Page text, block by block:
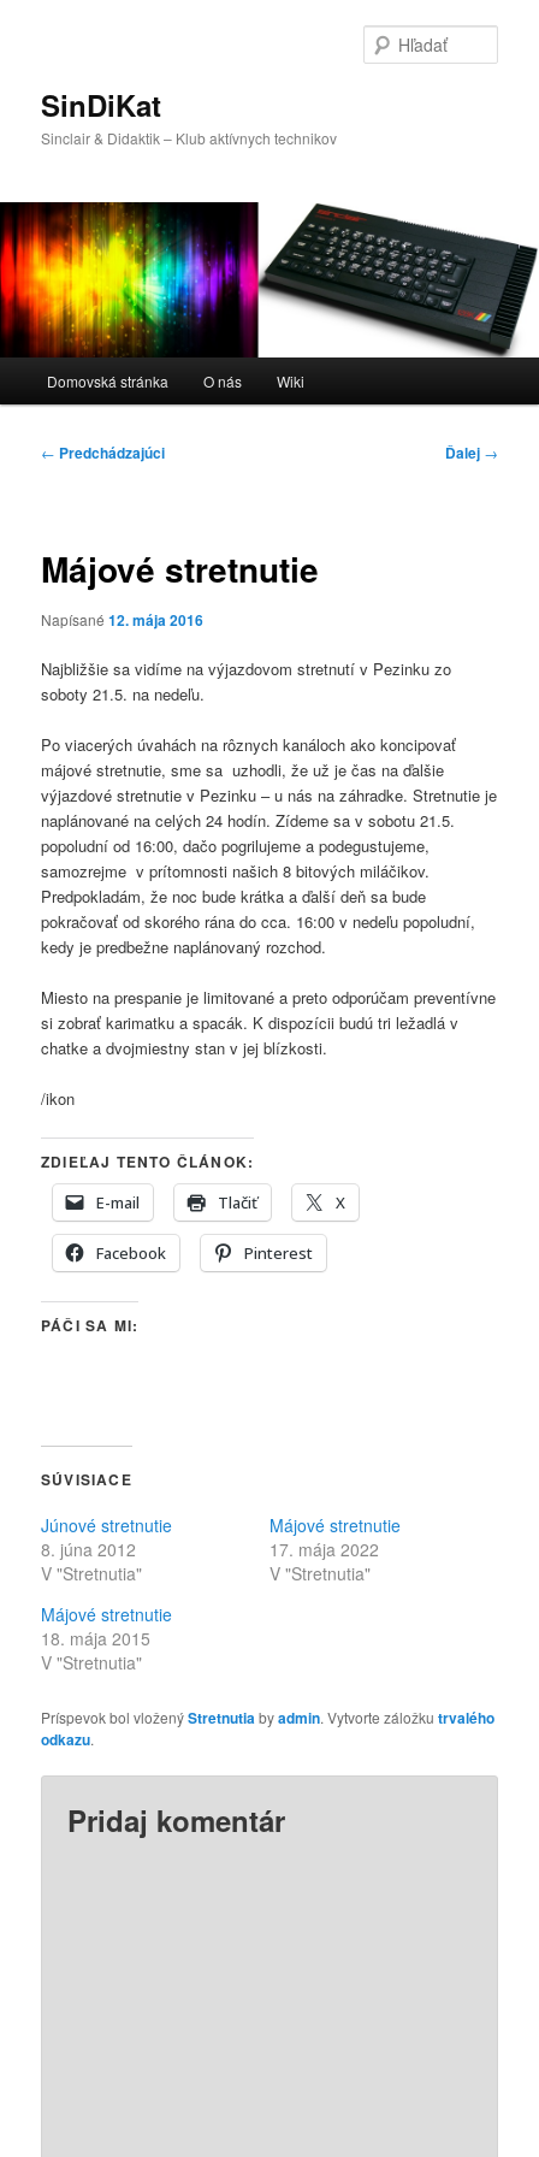
SinDiKat
Sinclair & Didaktik – Klub aktívnych technikov
Domovská stránka O nás Wiki
Navigácia
← Predchádzajúci Ďalej →
Májové stretnutie
Napísané12. mája 2016
Najbližšie sa vidíme na výjazdovom stretnutí v Pezinku zo
soboty 21.5. na nedeľu.
Po viacerých úvahách na rôznych kanáloch ako koncipovať
májové stretnutie, sme sa uzhodli, že už je čas na ďalšie
výjazdové stretnutie v Pezinku – u nás na záhradke. Stretnutie je
naplánované na celých 24 hodín. Zídeme sa v sobotu 21.5.
popoludní od 16:00, dačo pogrilujeme a podegustujeme,
samozrejme v prítomnosti našich 8 bitových miláčikov.
Predpokladám, že noc bude krátka a ďalší deň sa bude
pokračovať od skorého rána do cca. 16:00 v nedeľu popoludní,
kedy je predbežne naplánovaný rozchod.
Miesto na prespanie je limitované a preto odporúčam preventívne
si zobrať karimatku a spacák. K dispozícii budú tri ležadlá v
chatke a dvojmiestny stan v jej blízkosti.
/ikon
ZDIEĽAJ TENTO ČLÁNOK:
E-mail
Tlačiť X
Facebook Pinterest
PÁČI SA MI:
SÚVISIACE
Júnové stretnutie
8. júna 2012
V "Stretnutia"
Májové stretnutie
17. mája 2022
V "Stretnutia"
Májové stretnutie
18. mája 2015
V "Stretnutia"
Príspevok bol vloženýStretnutia byadmin. Vytvorte záložkutrvalého
odkazu.
Pridaj komentár